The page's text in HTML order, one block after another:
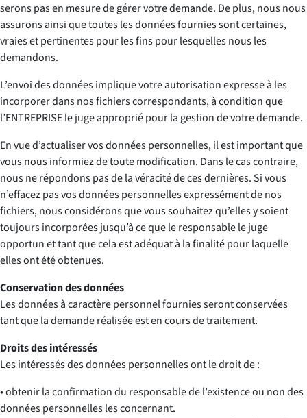
serons pas en mesure de gérer votre demande. De plus, nous nous
assurons ainsi que toutes les données fournies sont certaines,
vraies et pertinentes pour les fins pour lesquelles nous les
demandons.
L’envoi des données implique votre autorisation expresse à les
incorporer dans nos fichiers correspondants, à condition que
l’ENTREPRISE le juge approprié pour la gestion de votre demande.
En vue d’actualiser vos données personnelles, il est important que
vous nous informiez de toute modification. Dans le cas contraire,
nous ne répondons pas de la véracité de ces dernières. Si vous
n’effacez pas vos données personnelles expressément de nos
fichiers, nous considérons que vous souhaitez qu’elles y soient
toujours incorporées jusqu’à ce que le responsable le juge
opportun et tant que cela est adéquat à la finalité pour laquelle
elles ont été obtenues.
Conservation des données
Les données à caractère personnel fournies seront conservées
tant que la demande réalisée est en cours de traitement.
Droits des intéressés
Les intéressés des données personnelles ont le droit de :
• obtenir la confirmation du responsable de l’existence ou non des
données personnelles les concernant.